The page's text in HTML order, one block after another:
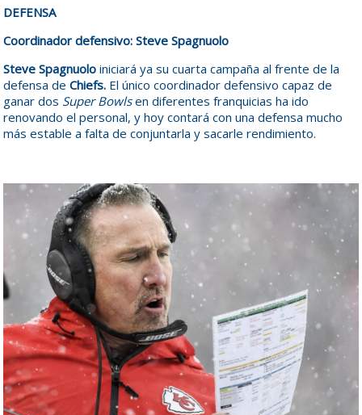
DEFENSA
Coordinador defensivo: Steve Spagnuolo
Steve Spagnuolo iniciará ya su cuarta campaña al frente de la
defensa deChiefs. El único coordinador defensivo capaz de
ganar dos Super Bowlsen diferentes franquicias ha ido
renovando el personal, y hoy contará con una defensa mucho
más estable a falta de conjuntarla y sacarle rendimiento.